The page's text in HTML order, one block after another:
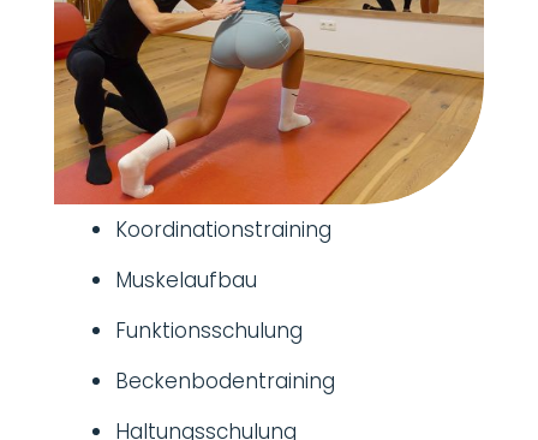
Koordinationstraining
Muskelaufbau
Funktionsschulung
Beckenbodentraining
Haltungsschulung